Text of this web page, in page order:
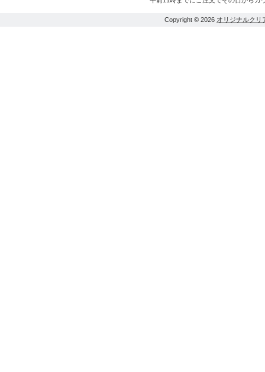
Copyright © 2026 オリジナルクリ